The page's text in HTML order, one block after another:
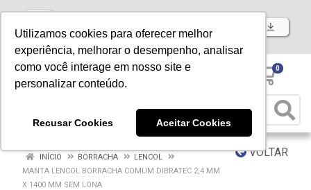
Utilizamos cookies para oferecer melhor
experiência, melhorar o desempenho, analisar
como você interage em nosso site e
personalizar conteúdo.
Recusar Cookies Aceitar Cookies
Baixe já nosso APP
0
VOLTAR
INÍCIO BORRACHA
LENCOL
MANTA LENCOL BORRACHA COMUM DIBRATEC 2,4 MM
X 1400 MM SEM LONA